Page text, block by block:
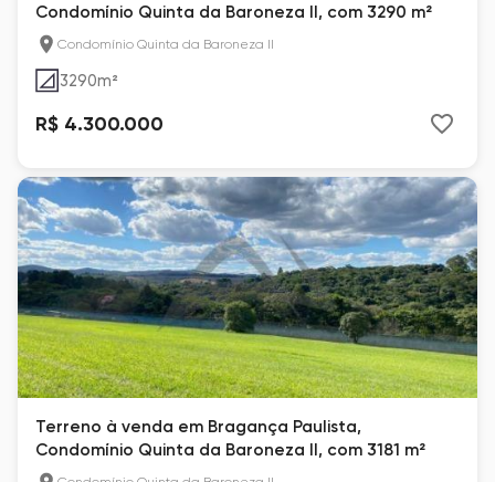
Condomínio Quinta da Baroneza II, com 3290 m²
Condomínio Quinta da Baroneza II
3290m²
R$ 4.300.000
Terreno à venda em Bragança Paulista,
Condomínio Quinta da Baroneza II, com 3181 m²